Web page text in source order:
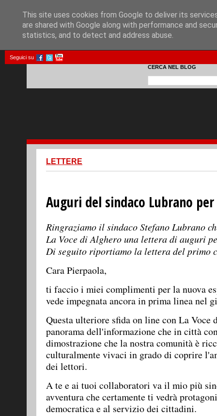
Seguici su
CERCA NEL BLOG
LETTERE
Auguri del sindaco Lubrano
Ringraziamo il sindaco Stefano Lubrano
La Voce di Alghero una lettera di auguri
Di seguito riportiamo la lettera del primo
Cara Pierpaola,
ti faccio i miei complimenti per la nuova
vede impegnata ancora in prima linea nel
Questa ulteriore sfida on line con La
panorama dell'informazione che in città
dimostrazione che la nostra comunità è
culturalmente vivaci in grado di coprire
dei lettori.
A te e ai tuoi collaboratori va il mio più
avventura che certamente ti vedrà
democratica e al servizio dei cittadini.
This site uses cookies from Google to deliver its
are shared with Google along with performance and
statistics, and to detect and address abuse.